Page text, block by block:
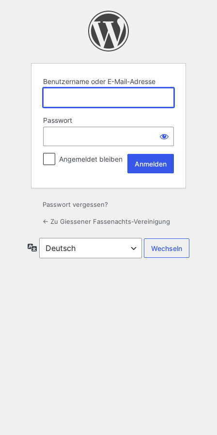
Benutzername oder E-Mail-Adresse
Passwort
Angemeldet bleiben
Passwort vergessen?
← Zu Giessener Fassenachts-Vereinigung
Sprache